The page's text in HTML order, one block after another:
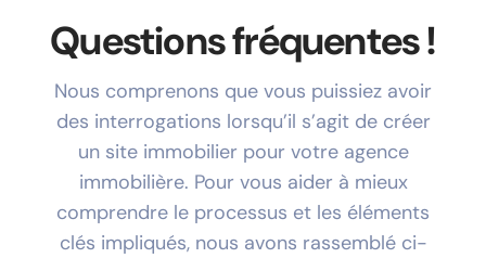
Questions fréquentes !
Nous comprenons que vous puissiez avoir
des interrogations lorsqu’il s’agit de créer
un site immobilier pour votre agence
immobilière. Pour vous aider à mieux
comprendre le processus et les éléments
clés impliqués, nous avons rassemblé ci-